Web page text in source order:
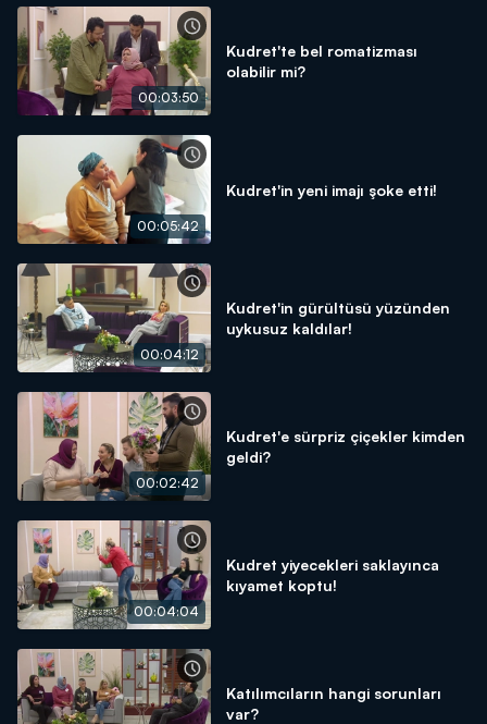
00:03:50
Kudret'te bel romatizması
olabilir mi?
00:05:42
Kudret'in yeni imajı şoke etti!
00:04:12
Kudret'in gürültüsü yüzünden
uykusuz kaldılar!
00:02:42
Kudret'e sürpriz çiçekler kimden
geldi?
00:04:04
Kudret yiyecekleri saklayınca
kıyamet koptu!
Katılımcıların hangi sorunları
var?